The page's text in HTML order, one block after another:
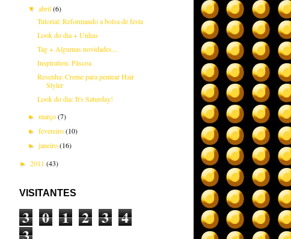
▼abril(6)
Tutorial: Reformando a bolsa de festa
Look do dia + Unhas
Tag + Algumas novidades...
Inspiration: Páscoa
Resenha: Creme para pentear Hair
Styler
Look do dia: It's Saturday!
►março(7)
►fevereiro(10)
►janeiro(16)
► 2011 (43)
VISITANTES
3 0 1 2 3 4